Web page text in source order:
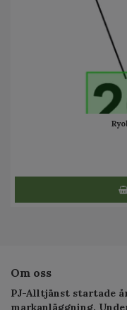
Om oss
PJ-Alltjänst startade
markanläggning.